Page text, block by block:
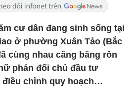
cư dân đang sinh sống tại
ở phường Xuân Tảo (Bắc
cùng nhau căng băng rôn
phản đối chủ đầu tư
điều chỉnh quy hoạch…